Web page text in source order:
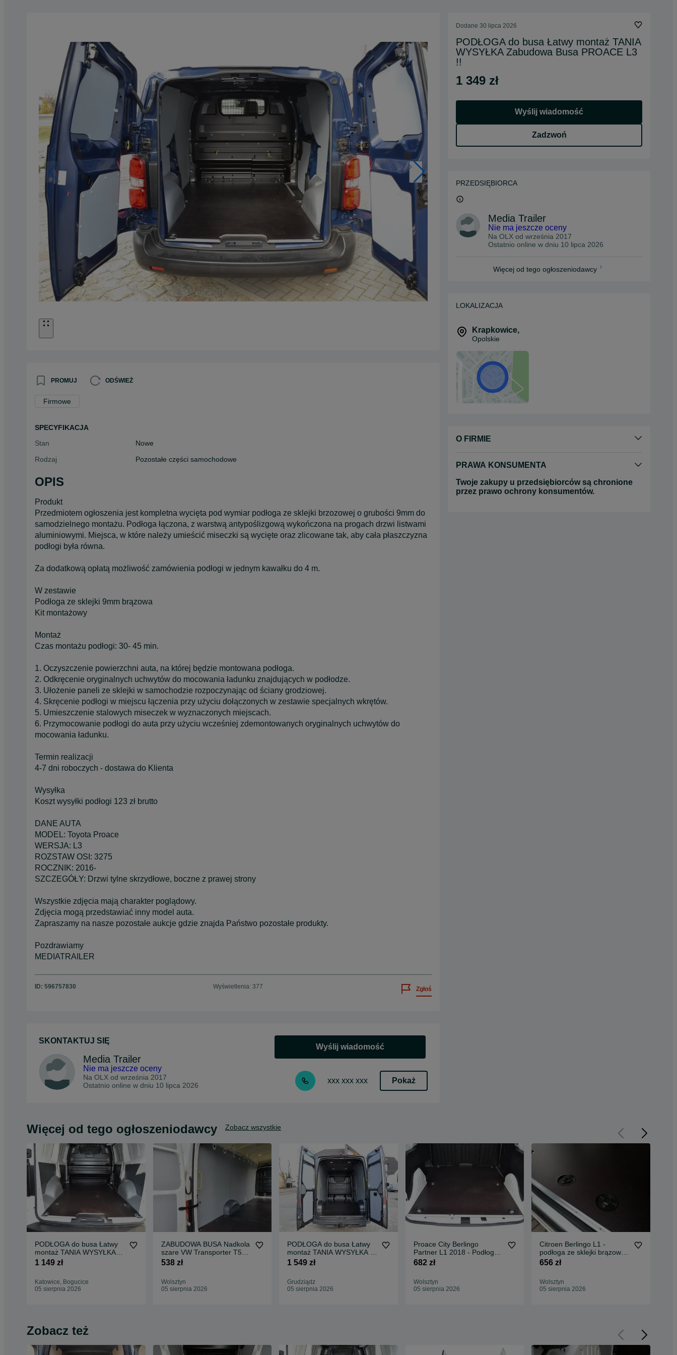
PROMUJ ODŚWIEŻ
Firmowe
SPECYFIKACJA
Stan
Nowe
Rodzaj
Pozostałe części samochodowe
OPIS
Produkt
Przedmiotem ogłoszenia jest kompletna wycięta pod wymiar podłoga ze sklejki brzozowej o grubości 9mm do
samodzielnego montażu. Podłoga łączona, z warstwą antypoślizgową wykończona na progach drzwi listwami
aluminiowymi. Miejsca, w które należy umieścić miseczki są wycięte oraz zlicowane tak, aby cała płaszczyzna
podłogi była równa.
Za dodatkową opłatą możliwość zamówienia podłogi w jednym kawałku do 4 m.
W zestawie
Podłoga ze sklejki 9mm brązowa
Kit montażowy
Montaż
Czas montażu podłogi: 30- 45 min.
1. Oczyszczenie powierzchni auta, na której będzie montowana podłoga.
2. Odkręcenie oryginalnych uchwytów do mocowania ładunku znajdujących w podłodze.
3. Ułożenie paneli ze sklejki w samochodzie rozpoczynając od ściany grodziowej.
4. Skręcenie podłogi w miejscu łączenia przy użyciu dołączonych w zestawie specjalnych wkrętów.
5. Umieszczenie stalowych miseczek w wyznaczonych miejscach.
6. Przymocowanie podłogi do auta przy użyciu wcześniej zdemontowanych oryginalnych uchwytów do
mocowania ładunku.
Termin realizacji
4-7 dni roboczych - dostawa do Klienta
Wysyłka
Koszt wysyłki podłogi 123 zł brutto
DANE AUTA
MODEL: Toyota Proace
WERSJA: L3
ROZSTAW OSI: 3275
ROCZNIK: 2016-
SZCZEGÓŁY: Drzwi tylne skrzydłowe, boczne z prawej strony
Wszystkie zdjęcia mają charakter poglądowy.
Zdjęcia mogą przedstawiać inny model auta.
Zapraszamy na nasze pozostałe aukcje gdzie znajda Państwo pozostałe produkty.
Pozdrawiamy
MEDIATRAILER
ID: 596757830 Wyświetlenia: 377 Zgłoś
SKONTAKTUJ SIĘ
Media Trailer
Nie ma jeszcze oceny
Na OLX od września 2017
Ostatnio online w dniu 10 lipca 2026
Wyślij wiadomość
xxx xxx xxx Pokaż
Dodane 30 lipca 2026
PODŁOGA do busa Łatwy montaż TANIA
WYSYŁKA Zabudowa Busa PROACE L3
!!
1 349 zł
Wyślij wiadomość
Zadzwoń
PRZEDSIĘBIORCA
Media Trailer
Nie ma jeszcze oceny
Na OLX od września 2017
Ostatnio online w dniu 10 lipca 2026
Więcej od tego ogłoszeniodawcy
LOKALIZACJA
Krapkowice,
Opolskie
O FIRMIE
PRAWA KONSUMENTA
Twoje zakupy u przedsiębiorców są chronione
przez prawo ochrony konsumentów.
Więcej od tego ogłoszeniodawcy Zobacz wszystkie
PODŁOGA do busa Łatwy
montaż TANIA WYSYŁKA
Zabudowa Busa EXPERT
1 149 zł
Katowice, Bogucice
05 sierpnia 2026
ZABUDOWA BUSA Nadkola
szare VW Transporter T5
T6 !!
538 zł
Wolsztyn
05 sierpnia 2026
PODŁOGA do busa Łatwy
montaż TANIA WYSYŁKA -
Zabudowa Bus NV400 L2 !!
1 549 zł
Grudziądz
05 sierpnia 2026
Proace City Berlingo
Partner L1 2018 - Podłoga
sklejka SZYBKA WYSYŁKA
682 zł
Wolsztyn
05 sierpnia 2026
Citroen Berlingo L1 -
podłoga ze sklejki brązowej
9mm (2018->) NOWY !!
656 zł
Wolsztyn
05 sierpnia 2026
Zobacz też